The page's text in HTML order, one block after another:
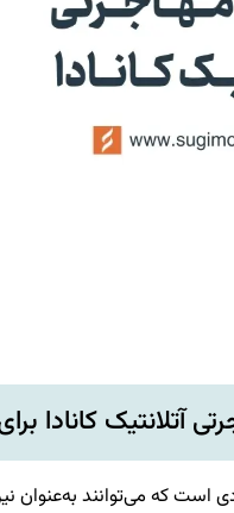
آتلانتیک
است که می‌توانند